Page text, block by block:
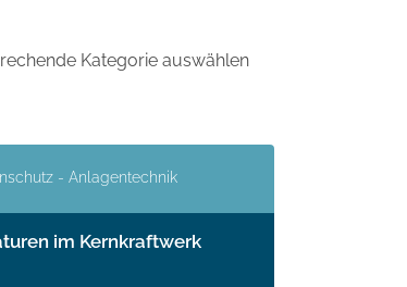
Kategorie auswählen
- Anlagentechnik
im Kernkraftwerk